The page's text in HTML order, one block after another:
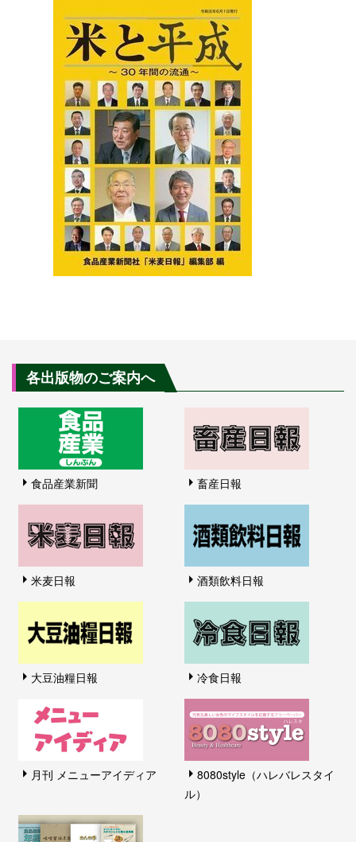
各出版物のご案内へ
食品産業新聞 畜産日報
米麦日報 酒類飲料日報
大豆油糧日報 冷食日報
月刊 メニューアイディア
8080style（ハレバレスタイ
ル）